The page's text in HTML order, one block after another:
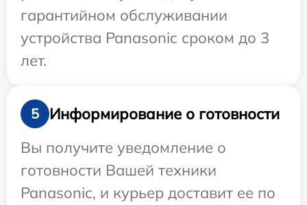
гарантийном обслуживании
устройства Panasonic сроком до 3
лет.
5
Информирование о готовности
Вы получите уведомление о
готовности Вашей техники
Panasonic, и курьер доставит ее по